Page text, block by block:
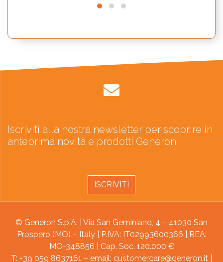
Iscriviti alla nostra newsletter per scoprire in
anteprima novità e prodotti Generon.
ISCRIVITI
© Generon S.p.A. | Via San Geminiano, 4 – 41030 San
Prospero (MO) – Italy | P.IVA: IT02993600366 | REA:
MO-348856 | Cap. Soc. 120.000 €
T: +39 059 8637161 – email: customercare@generon.it